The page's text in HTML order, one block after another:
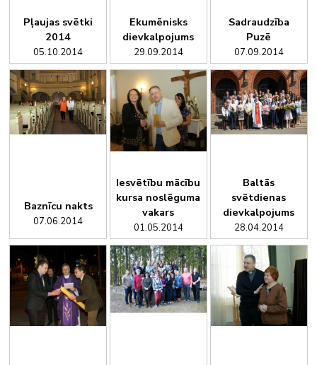
Pļaujas svētki
2014
05.10.2014
Ekumēnisks
dievkalpojums
29.09.2014
Sadraudzība
Puzē
07.09.2014
Baznīcu nakts
07.06.2014
Iesvētību mācību
kursa noslēguma
vakars
01.05.2014
Baltās
svētdienas
dievkalpojums
28.04.2014